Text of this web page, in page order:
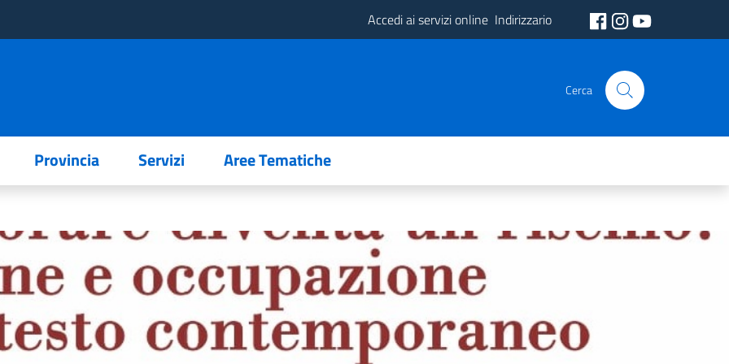
Accedi ai servizi online Indirizzario
Cerca
Provincia Servizi Aree Tematiche